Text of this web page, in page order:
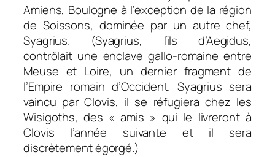
Amiens, Boulogne à l’exception de la région
de Soissons, dominée par un autre chef,
Syagrius. (Syagrius, fils d’Aegidus,
contrôlait une enclave gallo-romaine entre
Meuse et Loire, un dernier fragment de
l’Empire romain d’Occident. Syagrius sera
vaincu par Clovis, il se réfugiera chez les
Wisigoths, des « amis » qui le livreront à
Clovis l’année suivante et il sera
discrètement égorgé.)